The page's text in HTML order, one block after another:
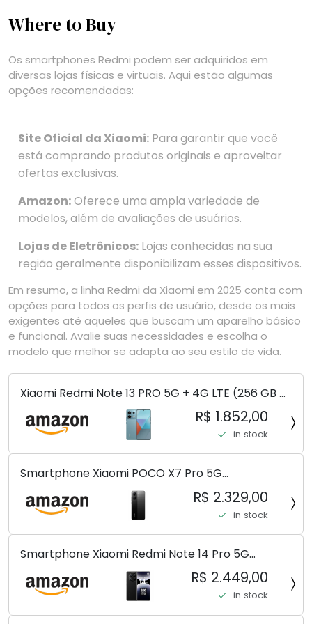
Where to Buy
Os smartphones Redmi podem ser adquiridos em
diversas lojas físicas e virtuais. Aqui estão algumas
opções recomendadas:
Site Oficial da Xiaomi: Para garantir que você
está comprando produtos originais e aproveitar
ofertas exclusivas.
Amazon:Oferece uma ampla variedade de
modelos, além de avaliações de usuários.
Lojas de Eletrônicos: Lojas conhecidas na sua
região geralmente disponibilizam esses dispositivos.
Em resumo, a linha Redmi da Xiaomi em 2025 conta com
opções para todos os perfis de usuário, desde os mais
exigentes até aqueles que buscam um aparelho básico
e funcional. Avalie suas necessidades e escolha o
modelo que melhor se adapta ao seu estilo de vida.
Xiaomi Redmi Note 13 PRO 5G + 4G LTE (256 GB +
8 GB) 200 MP Triplo (Mobile Mint Tello e) +
(Pacote de carregador duplo de carro rápido)
(Ocean Teal (ROM))
R$ 1.852,00
in stock
Smartphone Xiaomi POCO X7 Pro 5G
8+256GB/12+256GB/12+512GB
R$ 2.329,00
in stock
Smartphone Xiaomi Redmi Note 14 Pro 5G
Midnight Black (Preto) 12GB RAM 512GB ROM NFC
[ 24090RA29G ]
R$ 2.449,00
in stock